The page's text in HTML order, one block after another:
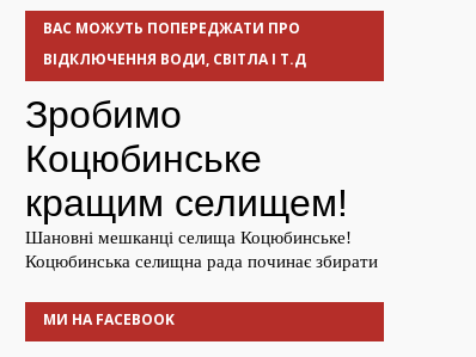
ВАС МОЖУТЬ ПОПЕРЕДЖАТИ ПРО
ВІДКЛЮЧЕННЯ ВОДИ, СВІТЛА І Т.Д
МИ НА FACEBOOK